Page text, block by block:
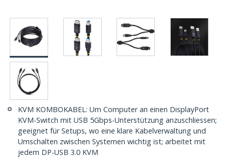
KVM KOMBOKABEL: Um Computer an einen DisplayPort
KVM-Switch mit USB 5Gbps-Unterstützung anzuschliessen;
geeignet für Setups, wo eine klare Kabelverwaltung und
Umschalten zwischen Systemen wichtig ist; arbeitet mit
jedem DP-USB 3.0 KVM